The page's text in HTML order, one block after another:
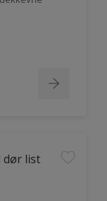
dør list